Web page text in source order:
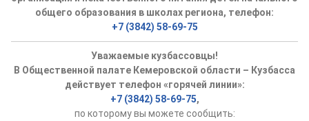
общего образования в школах региона, телефон:
+7 (3842) 58-69-75
Уважаемые кузбассовцы!
В Общественной палате Кемеровской области – Кузбасса
действует телефон «горячей линии»:
+7 (3842) 58-69-75,
по которому вы можете сообщить: